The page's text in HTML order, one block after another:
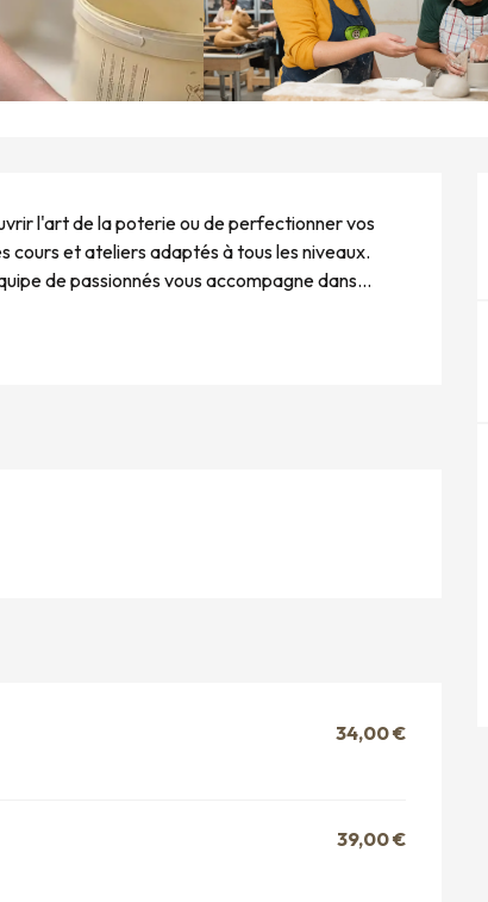
l'art de la poterie ou de perfectionner vos
cours et ateliers adaptés à tous les niveaux.
de passionnés vous accompagne dans...
34,00 €
39,00 €